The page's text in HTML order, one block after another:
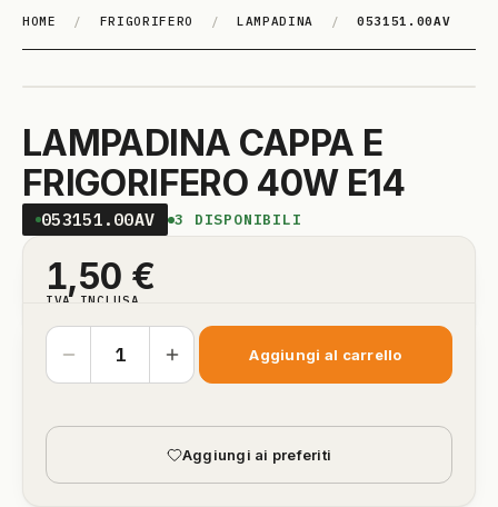
HOME / FRIGORIFERO / LAMPADINA / 053151.00AV
LAMPADINA CAPPA E
FRIGORIFERO 40W E14
053151.00AV 3 DISPONIBILI
1,50 €
IVA INCLUSA
Aggiungi al carrello
Aggiungi ai preferiti